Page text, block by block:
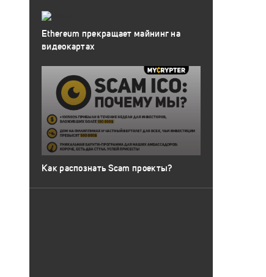
Ethereum прекращает майнинг на
видеокартах
Как распознать Scam проекты?